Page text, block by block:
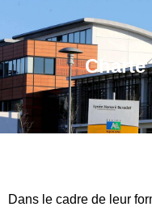
Dans le cadre de leur